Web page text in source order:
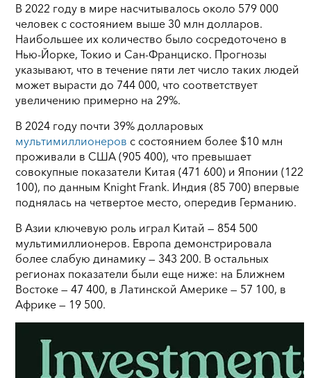
В 2022 году в мире насчитывалось около 579 000
человек с состоянием выше 30 млн долларов.
Наибольшее их количество было сосредоточено в
Нью-Йорке, Токио и Сан-Франциско. Прогнозы
указывают, что в течение пяти лет число таких людей
может вырасти до 744 000, что соответствует
увеличению примерно на 29%.
В 2024 году почти 39% долларовых
мультимиллионеров с состоянием более $10 млн
проживали в США (905 400), что превышает
совокупные показатели Китая (471 600) и Японии (122
100), по данным Knight Frank. Индия (85 700) впервые
поднялась на четвертое место, опередив Германию.
В Азии ключевую роль играл Китай — 854 500
мультимиллионеров. Европа демонстрировала
более слабую динамику — 343 200. В остальных
регионах показатели были еще ниже: на Ближнем
Востоке — 47 400, в Латинской Америке — 57 100, в
Африке — 19 500.